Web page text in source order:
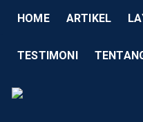
HOME ARTIKEL
TESTIMONI